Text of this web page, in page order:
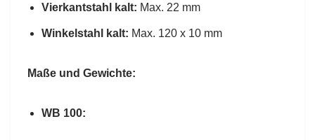
Vierkantstahl kalt: Max. 22 mm
Winkelstahl kalt: Max. 120 x 10 mm
Maße und Gewichte:
WB 100: